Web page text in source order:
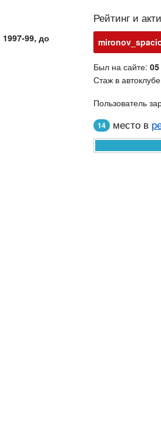
99, до
Рейтинг и
Был на сайте:
Стаж в
Пользователь
14 место в